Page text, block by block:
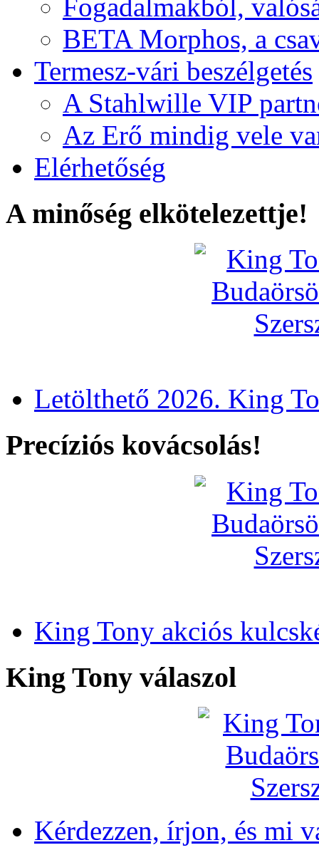
Fogadalmakból,
BETA Morphos, a
Termesz-vári beszélgetés
A Stahlwille VIP
Az Erő mindig vele
Elérhetőség
A minőség elkötelezettje!
Letölthető 2026. King
Precíziós kovácsolás!
King Tony akciós
King Tony válaszol
Kérdezzen, írjon, és mi